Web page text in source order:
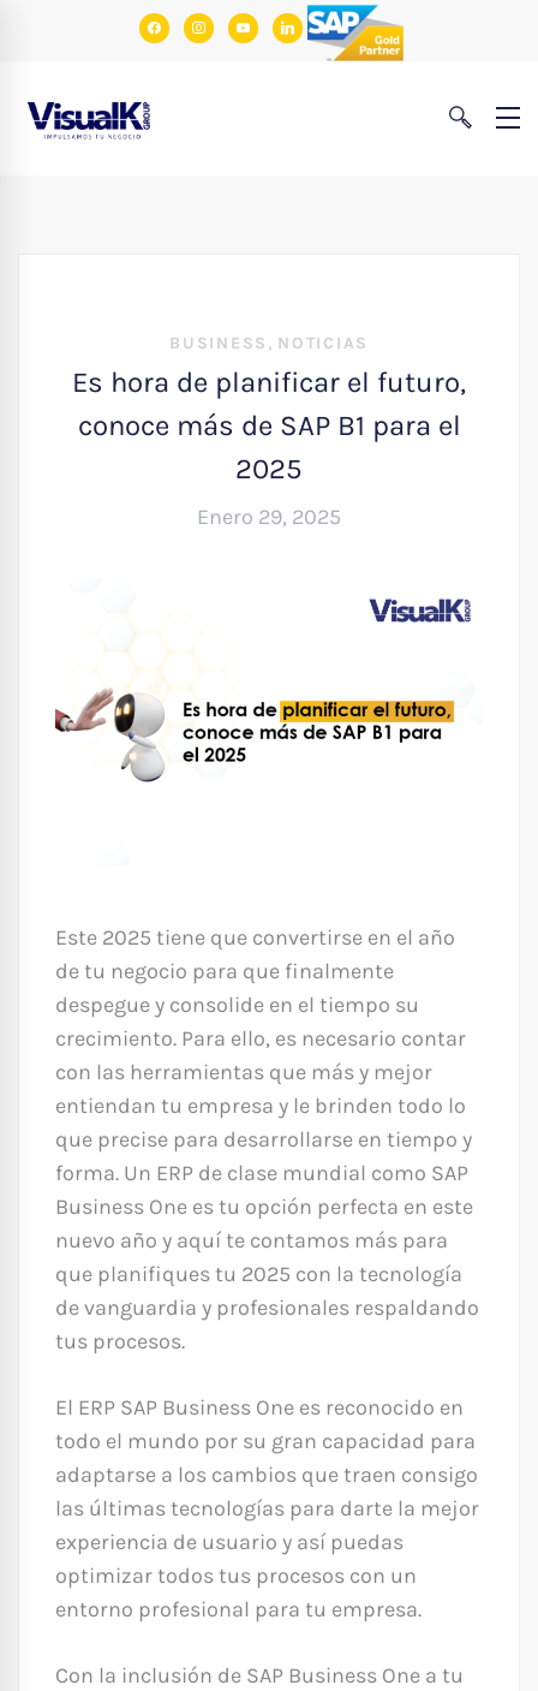
facebookinstagram
youtubelinkedin
BUSINESS , NOTICIAS
Es hora de planificar el futuro,
conoce más de SAP B1 para el
2025
Enero 29, 2025
Este 2025 tiene que convertirse en el año
de tu negocio para que finalmente
despegue y consolide en el tiempo su
crecimiento. Para ello, es necesario contar
con las herramientas que más y mejor
entiendan tu empresa y le brinden todo lo
que precise para desarrollarse en tiempo y
forma. Un ERP de clase mundial como SAP
Business One es tu opción perfecta en este
nuevo año y aquí te contamos más para
que planifiques tu 2025 con la tecnología
de vanguardia y profesionales respaldando
tus procesos.
El ERP SAP Business One es reconocido en
todo el mundo por su gran capacidad para
adaptarse a los cambios que traen consigo
las últimas tecnologías para darte la mejor
experiencia de usuario y así puedas
optimizar todos tus procesos con un
entorno profesional para tu empresa.
Con la inclusión de SAP Business One a tu